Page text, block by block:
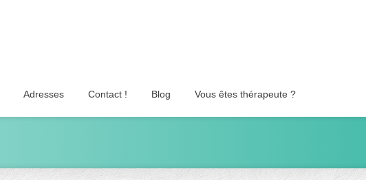
Adresses Contact ! Blog Vous êtes thérapeute ?